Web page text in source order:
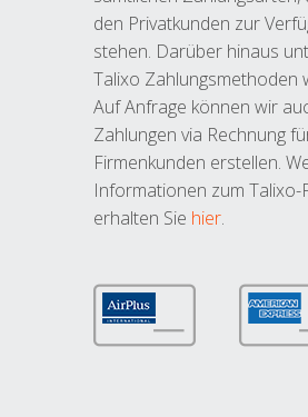
den Privatkunden zur
stehen. Darüber hinaus
Talixo Zahlungsmethoden
Auf Anfrage können wir
Zahlungen via Rechnung
Firmenkunden erstellen.
Informationen zum Talixo-
erhalten Sie hier.